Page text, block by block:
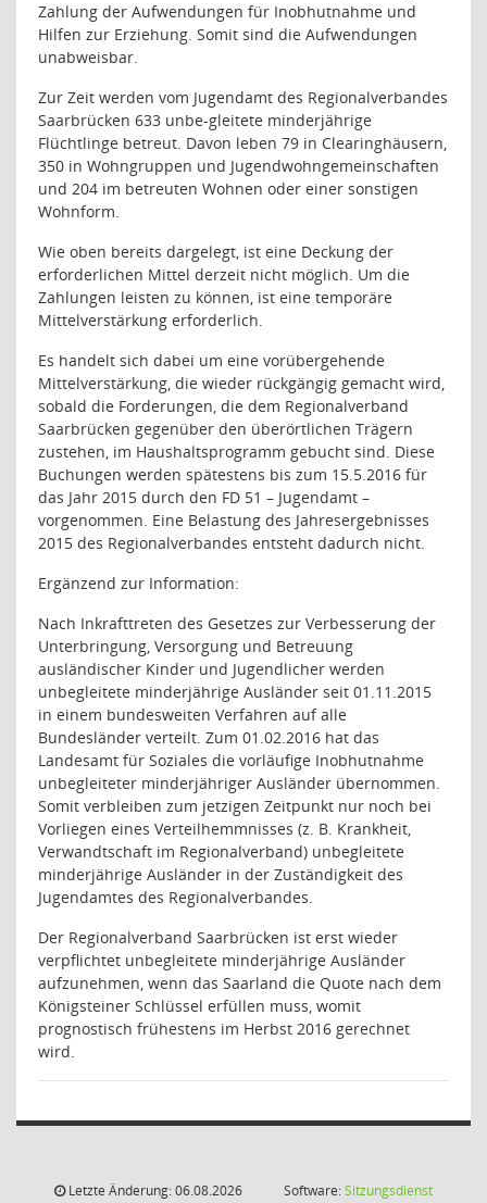
Zahlung der Aufwendungen für Inobhutnahme und
Hilfen zur Erziehung. Somit sind die Aufwendungen
unabweisbar.
Zur Zeit werden vom Jugendamt des Regionalverbandes
Saarbrücken 633 unbe-gleitete minderjährige
Flüchtlinge betreut. Davon leben 79 in Clearinghäusern,
350 in Wohngruppen und Jugendwohngemeinschaften
und 204 im betreuten Wohnen oder einer sonstigen
Wohnform.
Wie oben bereits dargelegt, ist eine Deckung der
erforderlichen Mittel derzeit nicht möglich. Um die
Zahlungen leisten zu können, ist eine temporäre
Mittelverstärkung erforderlich.
Es handelt sich dabei um eine vorübergehende
Mittelverstärkung, die wieder rückgängig gemacht wird,
sobald die Forderungen, die dem Regionalverband
Saarbrücken gegenüber den überörtlichen Trägern
zustehen, im Haushaltsprogramm gebucht sind. Diese
Buchungen werden spätestens bis zum 15.5.2016 für
das Jahr 2015 durch den FD 51 – Jugendamt –
vorgenommen. Eine Belastung des Jahresergebnisses
2015 des Regionalverbandes entsteht dadurch nicht.
Ergänzend zur Information:
Nach Inkrafttreten des Gesetzes zur Verbesserung der
Unterbringung, Versorgung und Betreuung
ausländischer Kinder und Jugendlicher werden
unbegleitete minderjährige Ausländer seit 01.11.2015
in einem bundesweiten Verfahren auf alle
Bundesländer verteilt. Zum 01.02.2016 hat das
Landesamt für Soziales die vorläufige Inobhutnahme
unbegleiteter minderjähriger Ausländer übernommen.
Somit verbleiben zum jetzigen Zeitpunkt nur noch bei
Vorliegen eines Verteilhemmnisses (z. B. Krankheit,
Verwandtschaft im Regionalverband) unbegleitete
minderjährige Ausländer in der Zuständigkeit des
Jugendamtes des Regionalverbandes.
Der Regionalverband Saarbrücken ist erst wieder
verpflichtet unbegleitete minderjährige Ausländer
aufzunehmen, wenn das Saarland die Quote nach dem
Königsteiner Schlüssel erfüllen muss, womit
prognostisch frühestens im Herbst 2016 gerechnet
wird.
Letzte Änderung: 06.08.2026
Software:Sitzungsdienst